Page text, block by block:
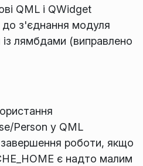
QML і QWidget
з'єднання модуля
із лямбдами (виправлено
Person у QML
завершення роботи, якщо
є надто малим